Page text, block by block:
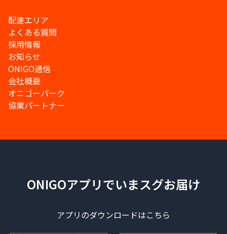
配達エリア
よくある質問
採用情報
お知らせ
ONIGO通信
会社概要
オニゴーパーク
協業パートナー
ONIGOアプリでいまスグお届け
アプリのダウンロードはこちら